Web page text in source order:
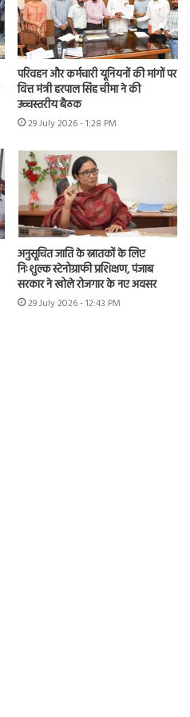
परिवहन और कर्मचारी यूनियनों की मांगों पर
वित्त मंत्री हरपाल सिंह चीमा ने की
उच्चस्तरीय बैठक
29 July 2026 - 1:28 PM
अनुसूचित जाति के स्नातकों के लिए
निःशुल्क स्टेनोग्राफी प्रशिक्षण, पंजाब
सरकार ने खोले रोजगार के नए अवसर
29 July 2026 - 12:43 PM